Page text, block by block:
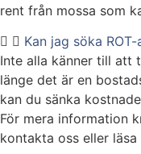
rent från mossa som
Kan jag söka
Inte alla känner till att
länge det är en
kan du sänka
För mera information
kontakta oss eller